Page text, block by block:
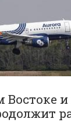
Востоке